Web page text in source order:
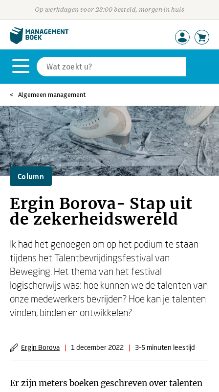
Op werkdagen voor 23:00 besteld, morgen in huis
Algemeen management
Column
Ergin Borova- Stap uit
de zekerheidswereld
Ik had het genoegen om op het podium te staan
tijdens het Talentbevrijdingsfestival van
Beweging. Het thema van het festival
logischerwijs was: hoe kunnen we de talenten van
onze medewerkers bevrijden? Hoe kan je talenten
vinden, binden en ontwikkelen?
Ergin Borova | 1 december 2022 | 3-5 minuten leestijd
Er zijn meters boeken geschreven over talenten